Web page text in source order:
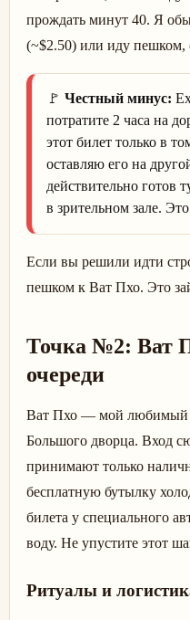
прождать минут 40. Я
(~$2.50) или иду пешком,
🚩 Честный минус:
потратите 2 часа на
этот билет только в
оставляю его на
действительно готов
в зрительном зале.
Если вы решили идти
пешком к Ват Пхо. Это
Точка №2: Ват
очереди
Ват Пхо — мой любимый
Большого дворца. Вход
принимают только
бесплатную бутылку
билета у специального
воду. Не упустите этот
Ритуалы и